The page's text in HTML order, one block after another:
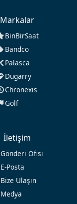
Markalar
BinBirSaat
Bandco
Palasca
Dugarry
Chronexis
Golf
İletişim
Gönderi Ofisi
E-Posta
Bize Ulaşın
Medya